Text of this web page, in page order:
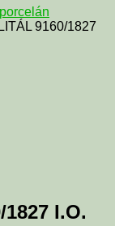
9160/1827
I.O.